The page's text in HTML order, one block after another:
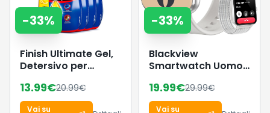
-33%
Finish Ultimate Gel,
Detersivo per
Lavaggi, 4
confezioni da 30
13.99€20.99€
Vai su
-33%
Blackview
Smartwatch Uomo
Rispondi alle
Chiamate,1,85''
19.99€29.99€
Vai su